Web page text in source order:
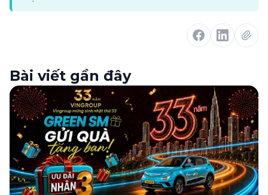
Bài viết gần đây